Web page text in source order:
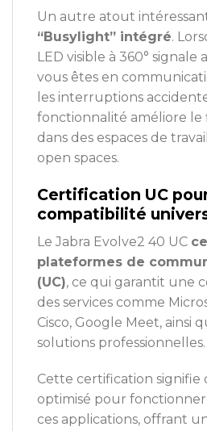
Un autre atout
“Busylight” intégré.
LED visible à 360°
vous êtes en
les interruptions
fonctionnalité améliore le
dans des espaces de
open spaces.
Certification UC
compatibilité
Le Jabra Evolve2 40 UC
plateformes de
(UC), ce qui garantit une
des services comme
Cisco, Google Meet, ainsi
solutions professionnelles.
Cette certification signifie
optimisé pour
ces applications, offrant